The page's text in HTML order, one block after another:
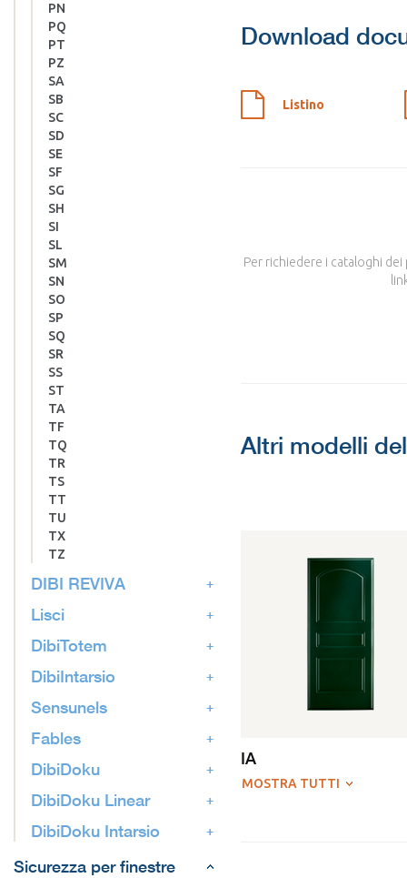
PN
PQ
PT
PZ
SA
SB
SC
SD
SE
SF
SG
SH
SI
SL
SM
SN
SO
SP
SQ
SR
SS
ST
TA
TF
TQ
TR
TS
TT
TU
TX
TZ
DIBI REVIVA
Lisci
DibiTotem
DibiIntarsio
Sensunels
Fables
DibiDoku
DibiDoku Linear
DibiDoku Intarsio
Sicurezza per finestre
Download
Listino
Per richiedere i cataloghi
Altri modelli
IA
MOSTRA TUTTI